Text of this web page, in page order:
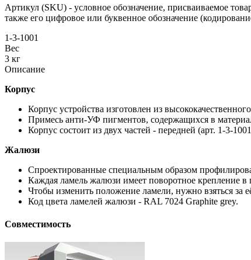
Артикул (SKU) - условное обозначение, присваиваемое
также его цифровое или буквенное обозначение
1-3-1001
Вес
3 кг
Описание
Корпус
Корпус устройства изготовлен из
Примесь анти-УФ пигментов, содержащихся в
Корпус состоит из двух частей - передней (арт. 1-3-
Жалюзи
Спроектированные специальным образом
Каждая ламель жалюзи имеет поворотное крепление в
Чтобы изменить положение ламели, нужно взяться
Код цвета ламелей жалюзи - RAL 7024 Graphite grey.
Совместимость